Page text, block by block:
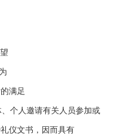
满足
个人邀请有关人员参加或
仪文书，因而具有